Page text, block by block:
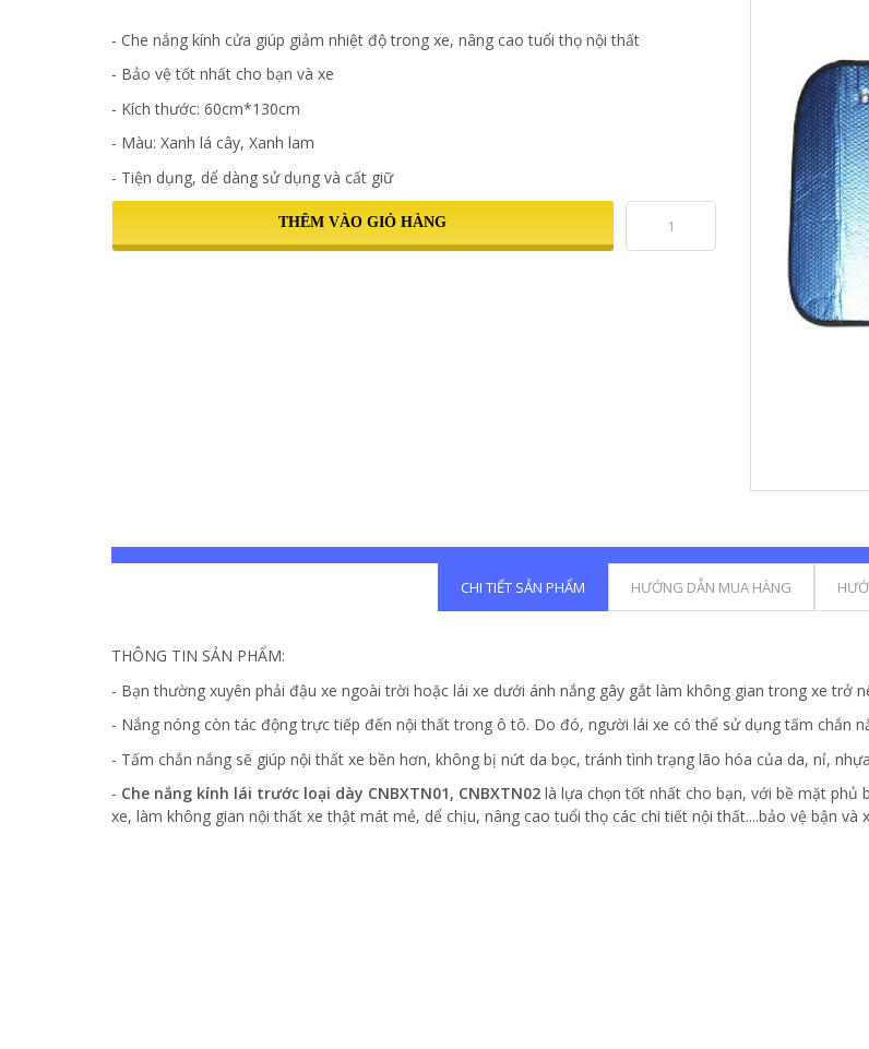
- Che nắng kính cửa giúp giảm nhiệt độ trong xe, nâng cao tuổi thọ nội thất
- Bảo vệ tốt nhất cho bạn và xe
- Kích thước: 60cm*130cm
- Màu: Xanh lá cây, Xanh lam
- Tiện dụng, dể dàng sử dụng và cất giữ
THÊM VÀO GIỎ HÀNG
CHI TIẾT SẢN PHẨM HƯỚNG DẪN MUA HÀNG
THÔNG TIN SẢN PHẨM:
- Bạn thường xuyên phải đậu xe ngoài trời hoặc lái xe dưới ánh nắng gây gắt làm không gian trong xe trở
- Nắng nóng còn tác động trực tiếp đến nội thất trong ô tô. Do đó, người lái xe có thể sử dụng tấm chắn
- Tấm chắn nắng sẽ giúp nội thất xe bền hơn, không bị nứt da bọc, tránh tình trạng lão hóa của da, nỉ,
- Che nắng kính lái trước loại dày CNBXTN01, CNBXTN02 là lựa chọn tốt nhất cho bạn, với bề mặt phủ
xe, làm không gian nội thất xe thật mát mẻ, dể chịu, nâng cao tuổi thọ các chi tiết nội thất....bảo vệ bận và